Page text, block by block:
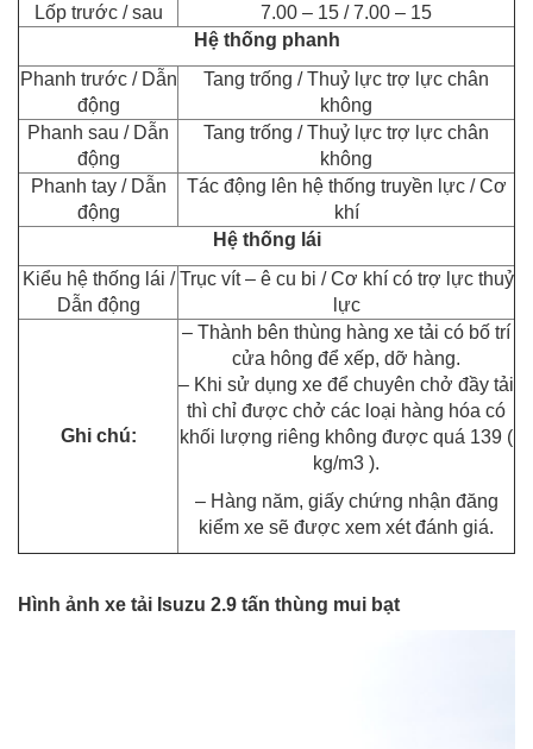
Lốp trước / sau
7.00 – 15 / 7.00 – 15
Hệ thống phanh
Phanh trước / Dẫn
động
Tang trống / Thuỷ lực trợ lực chân
không
Phanh sau / Dẫn
động
Tang trống / Thuỷ lực trợ lực chân
không
Phanh tay / Dẫn
động
Tác động lên hệ thống truyền lực / Cơ
khí
Hệ thống lái
Kiểu hệ thống lái /
Dẫn động
Trục vít – ê cu bi / Cơ khí có trợ lực thuỷ
lực
Ghi chú:
– Thành bên thùng hàng xe tải có bố trí
cửa hông để xếp, dỡ hàng.
– Khi sử dụng xe để chuyên chở đầy tải
thì chỉ được chở các loại hàng hóa có
khối lượng riêng không được quá 139 (
kg/m3 ).
– Hàng năm, giấy chứng nhận đăng
kiểm xe sẽ được xem xét đánh giá.
Hình ảnh xe tải Isuzu 2.9 tấn thùng mui bạt